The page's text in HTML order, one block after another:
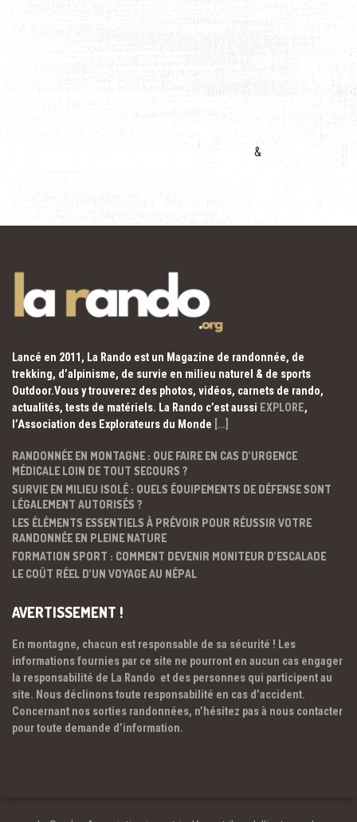
&
Lancé en 2011, La Rando est un Magazine de randonnée, de
trekking, d’alpinisme, de survie en milieu naturel & de sports
Outdoor.Vous y trouverez des photos, vidéos, carnets de rando,
actualités, tests de matériels. La Rando c’est aussi EXPLORE,
l’Association des Explorateurs du Monde […]
RANDONNÉE EN MONTAGNE : QUE FAIRE EN CAS D’URGENCE
MÉDICALE LOIN DE TOUT SECOURS ?
SURVIE EN MILIEU ISOLÉ : QUELS ÉQUIPEMENTS DE DÉFENSE SONT
LÉGALEMENT AUTORISÉS ?
LES ÉLÉMENTS ESSENTIELS À PRÉVOIR POUR RÉUSSIR VOTRE
RANDONNÉE EN PLEINE NATURE
FORMATION SPORT : COMMENT DEVENIR MONITEUR D’ESCALADE
LE COÛT RÉEL D’UN VOYAGE AU NÉPAL
AVERTISSEMENT !
En montagne, chacun est responsable de sa sécurité ! Les
informations fournies par ce site ne pourront en aucun cas engager
la responsabilité de La Rando et des personnes qui participent au
site. Nous déclinons toute responsabilité en cas d’accident.
Concernant nos sorties randonnées, n’hésitez pas à nous contacter
pour toute demande d’information.